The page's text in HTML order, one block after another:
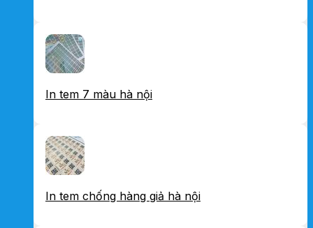
In tem 7 màu hà nội
In tem chống hàng giả hà nội